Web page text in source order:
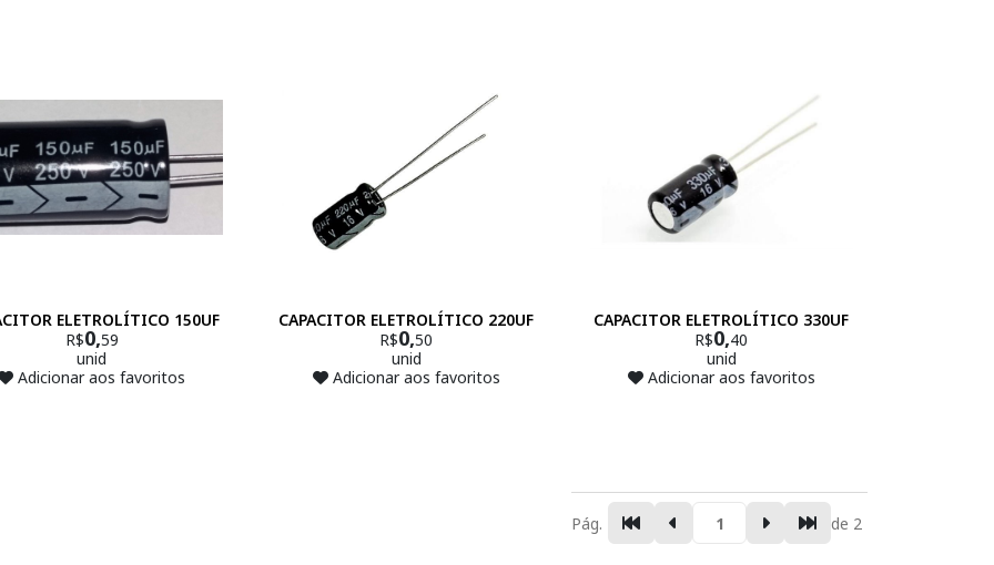
ELETROLÍTICO 150UF
R$0,59
unid
Adicionar aos favoritos
CAPACITOR ELETROLÍTICO 220UF
R$0,50
unid
Adicionar aos favoritos
CAPACITOR ELETROLÍTICO 330UF
R$0,40
unid
Adicionar aos favoritos
Pág. de 2